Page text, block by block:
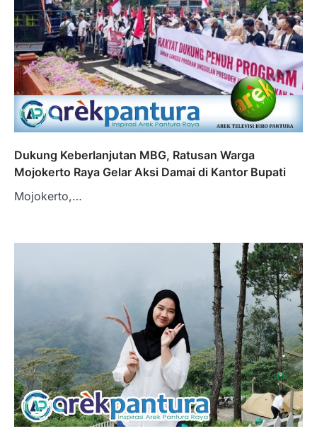
Dukung Keberlanjutan MBG, Ratusan Warga
Mojokerto Raya Gelar Aksi Damai di Kantor Bupati
Mojokerto,…